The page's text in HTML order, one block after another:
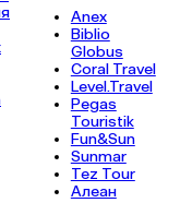
Anex
Biblio
Globus
Coral Travel
Level.Travel
Pegas
Touristik
Fun&Sun
Sunmar
Tez Tour
Алеан